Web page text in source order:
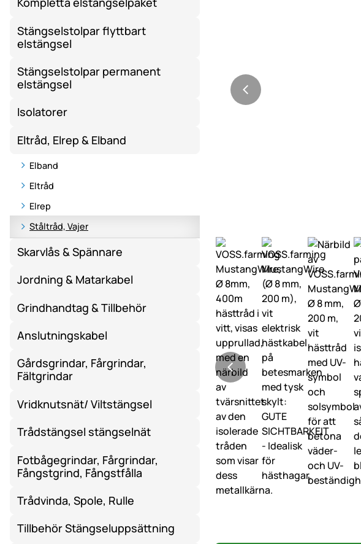
Stängselstolpar flyttbart
elstängsel
Stängselstolpar permanent
elstängsel
Isolatorer
Eltråd, Elrep & Elband
Elband
Eltråd
Elrep
Ståltråd, Vajer
Skarvlås & Spännare
Jordning & Matarkabel
Grindhandtag & Tillbehör
Anslutningskabel
Gårdsgrindar, Fårgrindar,
Fältgrindar
Vridknutsnät/ Viltstängsel
Trådstängsel stängselnät
Fotbågegrindar, Fårgrindar,
Fångstgrind, Fångstfålla
Trådvinda, Spole, Rulle
Tillbehör Stängseluppsättning